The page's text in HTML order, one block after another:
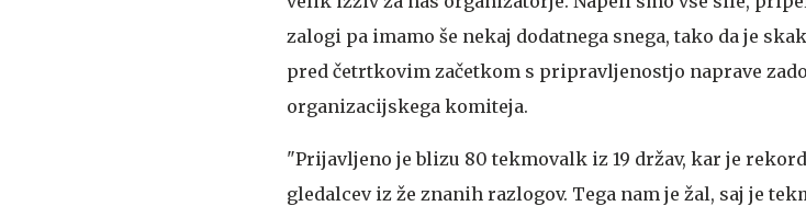
zalogi pa imamo še nekaj dodatnega snega, tako da je
pred četrtkovim začetkom s pripravljenostjo naprave
organizacijskega komiteja.
"Prijavljeno je blizu 80 tekmovalk iz 19 držav, kar je
gledalcev iz že znanih razlogov. Tega nam je žal, saj je